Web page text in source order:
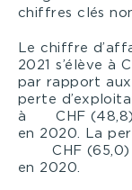
chiffres clés
Le chiffre
2021 s’élève à
par rapport aux
perte
à CHF (48,8)
en 2020. La
CHF (65,0)
en 2020.